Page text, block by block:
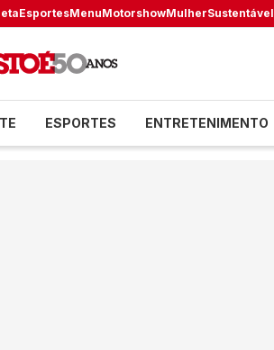
EsportesMenuMotorshowMulherSustentável
ESPORTES ENTRETENIMENTO